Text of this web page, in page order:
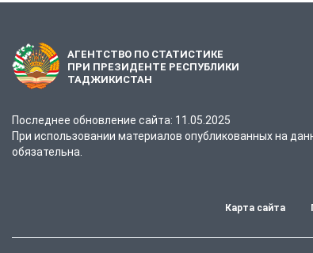
АГЕНТСТВО ПО СТАТИСТИКЕ
ПРИ ПРЕЗИДЕНТЕ РЕСПУБЛИКИ
ТАДЖИКИСТАН
Последнее обновление сайта: 11.05.2025
При использовании материалов опубликованных на
обязательна.
Карта сайта